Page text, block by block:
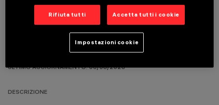
DATI TECNICI
ULTIMO AGGIORNAMENTO: 06/08/2026
DESCRIZIONE
Rifiuta tutti Accetta tutti i cookie
Impostazioni cookie